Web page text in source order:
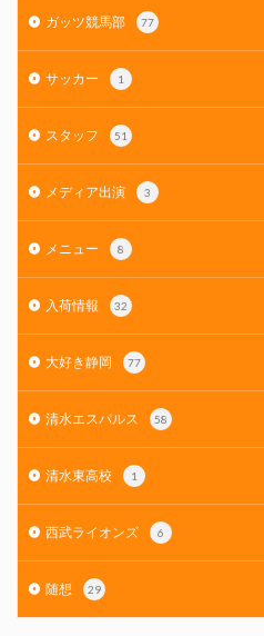
ガッツ競馬部 77
サッカー 1
スタッフ 51
メディア出演 3
メニュー 8
入荷情報 32
大好き静岡 77
清水エスパルス 58
清水東高校 1
西武ライオンズ 6
随想 29